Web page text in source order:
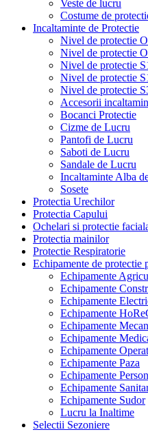
Veste de lucru
Costume de
Incaltaminte de Protectie
Nivel de protectie
Nivel de protectie
Nivel de protectie
Nivel de protectie
Nivel de protectie
Accesorii
Bocanci Protectie
Cizme de Lucru
Pantofi de Lucru
Saboti de Lucru
Sandale de Lucru
Incaltaminte Alba
Sosete
Protectia Urechilor
Protectia Capului
Ochelari si protectie
Protectia mainilor
Protectie Respiratorie
Echipamente de protectie
Echipamente
Echipamente
Echipamente
Echipamente
Echipamente
Echipamente
Echipamente
Echipamente Paza
Echipamente
Echipamente
Echipamente Sudor
Lucru la Inaltime
Selectii Sezoniere